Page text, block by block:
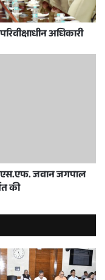
अधिकारी
जवान जगपाल
की